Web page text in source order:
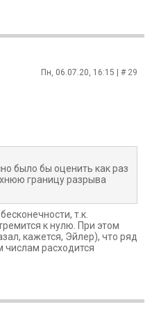
Пн, 06.07.20, 16:15 | # 29
было бы оценить как раз
границу разрыва
т.к.
к нулю. При этом
кажется, Эйлер), что ряд
числам расходится